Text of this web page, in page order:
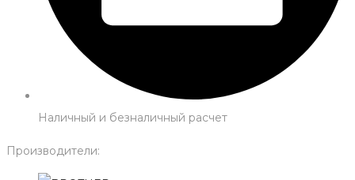
Наличный и безналичный расчет
Производители: